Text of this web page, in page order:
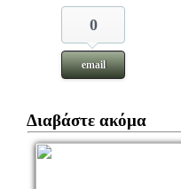
0
email
Διαβάστε ακόμα